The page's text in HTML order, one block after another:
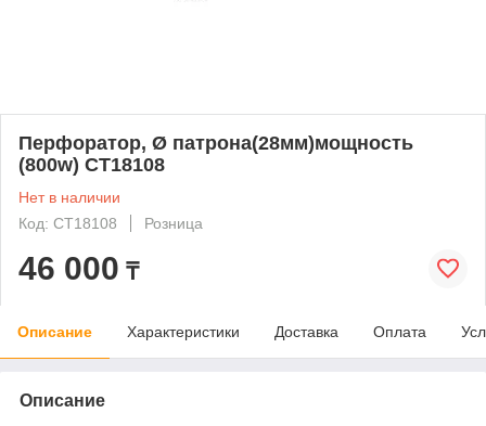
Перфоратор, Ø патрона(28мм)мощность
(800w) СТ18108
Нет в наличии
Код: СТ18108
Розница
46 000 ₸
Описание Характеристики Доставка Оплата
Описание